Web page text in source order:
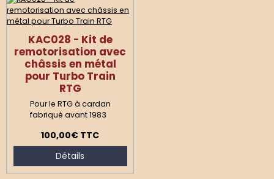
KAC028 - Kit de
remotorisation avec
châssis en métal
pour Turbo Train
RTG
Pour le RTG à cardan
fabriqué avant 1983
100,00€ TTC
Détails